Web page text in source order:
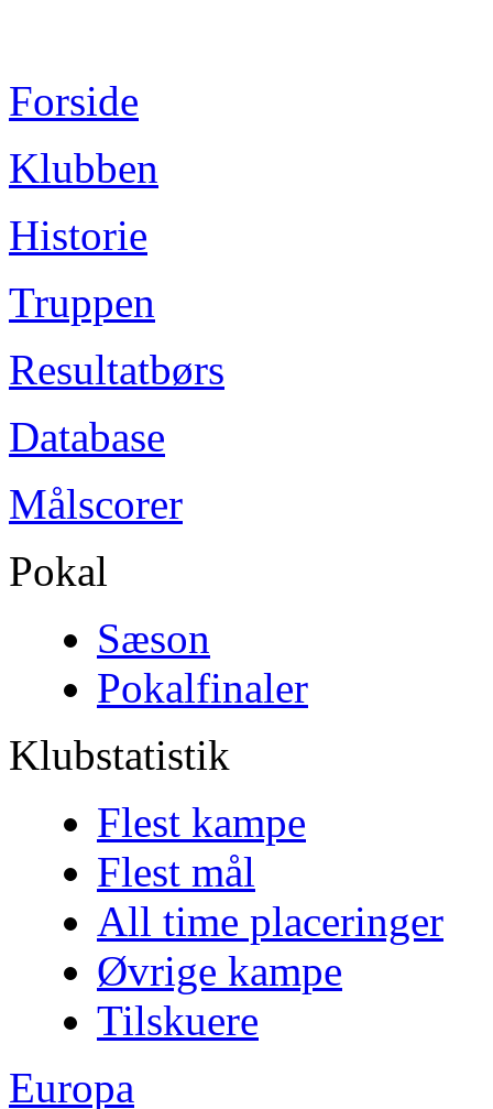
Forside
Klubben
Historie
Truppen
Resultatbørs
Database
Målscorer
Pokal
Sæson
Pokalfinaler
Klubstatistik
Flest kampe
Flest mål
All time placeringer
Øvrige kampe
Tilskuere
Europa